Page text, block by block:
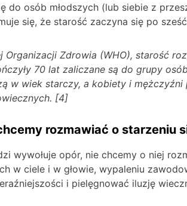
do osób młodszych (lub siebie z
się, że starość zaczyna się po
Zdrowia (WHO), starość
70 lat zaliczane są do grupy
w wiek starczy, a kobiety i
[4]
rozmawiać o starzeniu
wywołuje opór, nie chcemy o niej
w ciele i w głowie, wypaleniu
i pielęgnować iluzję